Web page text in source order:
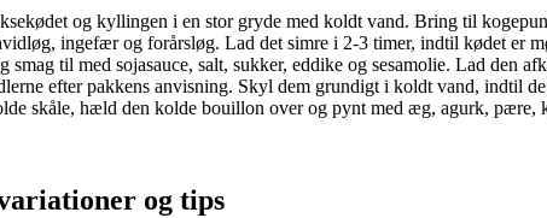
og kyllingen i en stor gryde med koldt vand. Bring til
ingefær og forårsløg. Lad det simre i 2-3 timer, indtil kødet er
smag til med sojasauce, salt, sukker, eddike og sesamolie. Lad den
efter pakkens anvisning. Skyl dem grundigt i koldt vand, indtil
skåle, hæld den kolde bouillon over og pynt med æg, agurk, pære,
og tips